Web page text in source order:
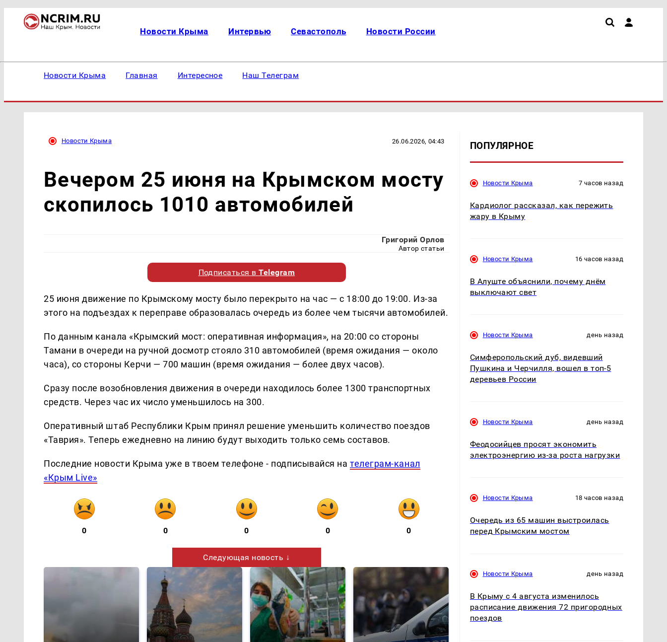
Новости Крыма Интервью Севастополь Новости России
Новости Крыма Главная Интересное Наш Телеграм
Новости Крыма 26.06.2026, 04:43
Вечером 25 июня на Крымском мосту
скопилось 1010 автомобилей
Григорий Орлов
Автор статьи
Подписаться вTelegram
25 июня движение по Крымскому мосту было перекрыто на час — с 18:00 до 19:00. Из-за
этого на подъездах к переправе образовалась очередь из более чем тысячи автомобилей.
По данным канала «Крымский мост: оперативная информация», на 20:00 со стороны
Тамани в очереди на ручной досмотр стояло 310 автомобилей (время ожидания — около
часа), со стороны Керчи — 700 машин (время ожидания — более двух часов).
Сразу после возобновления движения в очереди находилось более 1300 транспортных
средств. Через час их число уменьшилось на 300.
Оперативный штаб Республики Крым принял решение уменьшить количество поездов
«Таврия». Теперь ежедневно на линию будут выходить только семь составов.
Последние новости Крыма уже в твоем телефоне - подписывайся нателеграм-канал
«Крым Live»
0 0 0 0 0
Следующая новость ↓
ПОПУЛЯРНОЕ
Новости Крыма 7 часов назад
Кардиолог рассказал, как пережить
жару в Крыму
Новости Крыма 16 часов назад
В Алуште объяснили, почему днём
выключают свет
Новости Крыма день назад
Симферопольский дуб, видевший
Пушкина и Черчилля, вошел в топ-5
деревьев России
Новости Крыма день назад
Феодосийцев просят экономить
электроэнергию из-за роста нагрузки
Новости Крыма 18 часов назад
Очередь из 65 машин выстроилась
перед Крымским мостом
Новости Крыма день назад
В Крыму с 4 августа изменилось
расписание движения 72 пригородных
поездов